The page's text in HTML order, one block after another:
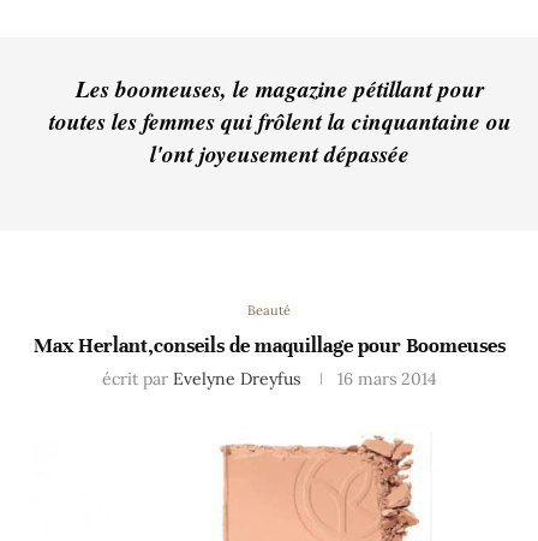
Les boomeuses, le magazine pétillant pour
toutes les femmes qui frôlent la cinquantaine ou
l'ont joyeusement dépassée
Beauté
Max Herlant,conseils de maquillage pour Boomeuses
écrit par Evelyne Dreyfus 16 mars 2014